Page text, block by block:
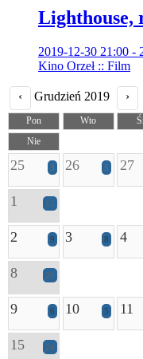
Lighthouse,
2019-12-30 21:00 -
Kino Orzeł :: Film
‹ Grudzień 2019 ›
Pon Wto
Nie
25 3 26 5 27
1 15
2 9 3 8 4
8 26
9 6 10 5 11
15 24